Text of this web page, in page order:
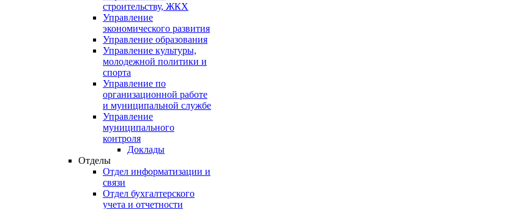
строительству, ЖКХ
Управление
экономического развития
Управление образования
Управление культуры,
молодежной политики и
спорта
Управление по
организационной работе
и муниципальной службе
Управление
муниципального
контроля
Доклады
Отделы
Отдел информатизации и
связи
Отдел бухгалтерского
учета и отчетности